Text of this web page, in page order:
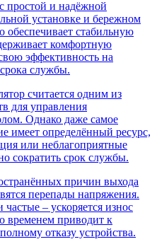
простой и надёжной
установке и бережном
обеспечивает стабильную
комфортную
эффективность на
службы.
считается одним из
для управления
Однако даже самое
имеет определённый ресурс,
или неблагоприятные
сократить срок службы.
причин выхода
перепады напряжения.
– ускоряется износ
временем приводит к
отказу устройства.